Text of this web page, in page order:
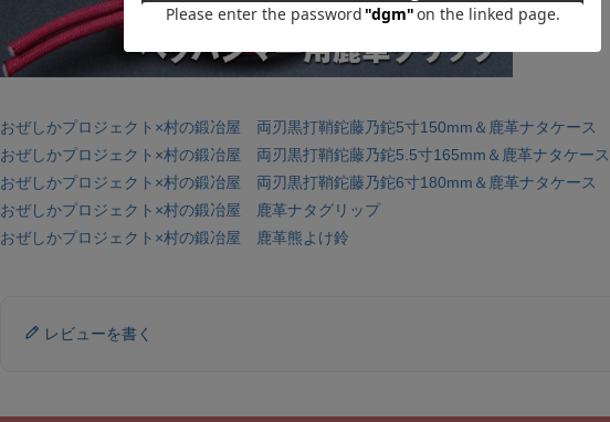
おぜしかプロジェクト×村の鍛冶屋 両刃黒打鞘鉈藤乃鉈5寸150mm＆鹿革ナタケース
おぜしかプロジェクト×村の鍛冶屋 両刃黒打鞘鉈藤乃鉈5.5寸165mm＆鹿革ナタケース
おぜしかプロジェクト×村の鍛冶屋 両刃黒打鞘鉈藤乃鉈6寸180mm＆鹿革ナタケース
おぜしかプロジェクト×村の鍛冶屋 鹿革ナタグリップ
おぜしかプロジェクト×村の鍛冶屋 鹿革熊よけ鈴
レビューを書く